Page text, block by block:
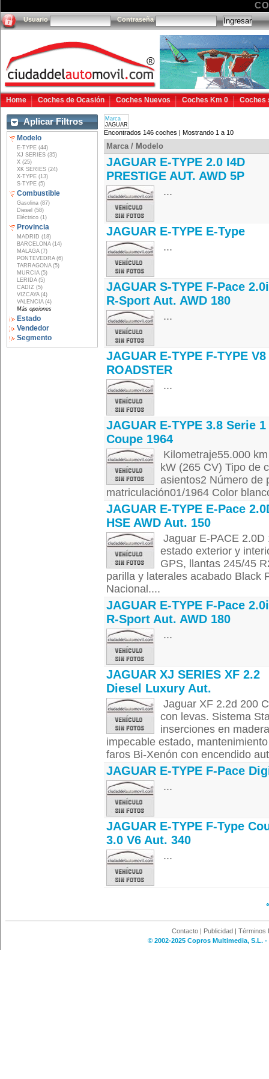
Usuario Contraseña
Home Coches de Ocasión Coches Nuevos Coches Km 0 Coches
Aplicar Filtros
Modelo
E-TYPE (44)
XJ SERIES (35)
X (25)
XK SERIES (24)
X-TYPE (13)
S-TYPE (5)
Combustible
Gasolina (87)
Diesel (58)
Eléctrico (1)
Provincia
MADRID (18)
BARCELONA (14)
MALAGA (7)
PONTEVEDRA (6)
TARRAGONA (5)
MURCIA (5)
LERIDA (5)
CADIZ (5)
VIZCAYA (4)
VALENCIA (4)
Más opciones
Estado
Vendedor
Segmento
Marca
JAGUAR
Encontrados 146 coches | Mostrando 1 a 10
Marca / Modelo
JAGUAR E-TYPE 2.0 I4D
PRESTIGE AUT. AWD 5P
...
JAGUAR E-TYPE E-Type
...
JAGUAR S-TYPE F-Pace
R-Sport Aut. AWD 180
...
JAGUAR E-TYPE F-TYPE V8
ROADSTER
...
JAGUAR E-TYPE 3.8 Serie 1
Coupe 1964
Kilometraje55.000
kW (265 CV) Tipo de
asientos2 Número de
matriculación01/1964 Color
JAGUAR E-TYPE E-Pace
HSE AWD Aut. 150
Jaguar E-PACE 2.0D
estado exterior y
GPS, llantas 245/45
parilla y laterales acabado Black
Nacional....
JAGUAR E-TYPE F-Pace
R-Sport Aut. AWD 180
...
JAGUAR XJ SERIES XF 2.2
Diesel Luxury Aut.
Jaguar XF 2.2d 200
con levas. Sistema
inserciones en
impecable estado,
faros Bi-Xenón con encendido
JAGUAR E-TYPE F-Pace
...
JAGUAR E-TYPE F-Type
3.0 V6 Aut. 340
...
Contacto | Publicidad | Términos
© 2002-2025 Copros Multimedia, S.L.